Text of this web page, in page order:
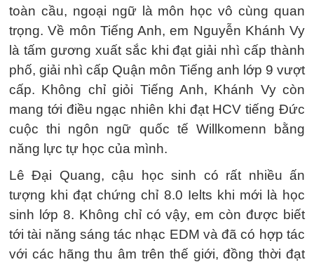
toàn cầu, ngoại ngữ là môn học vô cùng quan
trọng. Về môn Tiếng Anh, em Nguyễn Khánh Vy
là tấm gương xuất sắc khi đạt giải nhì cấp thành
phố, giải nhì cấp Quận môn Tiếng anh lớp 9 vượt
cấp. Không chỉ giỏi Tiếng Anh, Khánh Vy còn
mang tới điều ngạc nhiên khi đạt HCV tiếng Đức
cuộc thi ngôn ngữ quốc tế Willkomenn bằng
năng lực tự học của mình.
Lê Đại Quang, cậu học sinh có rất nhiều ấn
tượng khi đạt chứng chỉ 8.0 Ielts khi mới là học
sinh lớp 8. Không chỉ có vậy, em còn được biết
tới tài năng sáng tác nhạc EDM và đã có hợp tác
với các hãng thu âm trên thế giới, đồng thời đạt